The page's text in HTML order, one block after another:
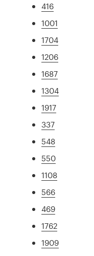
416
1001
1704
1206
1687
1304
1917
337
548
550
1108
566
469
1762
1909